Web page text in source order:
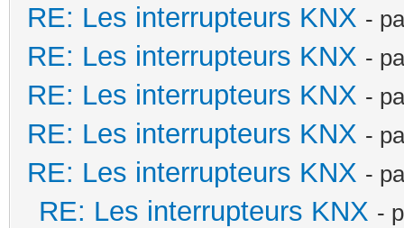
RE: Les interrupteurs KNX -
RE: Les interrupteurs KNX -
RE: Les interrupteurs KNX -
RE: Les interrupteurs KNX -
RE: Les interrupteurs KNX -
RE: Les interrupteurs KNX -